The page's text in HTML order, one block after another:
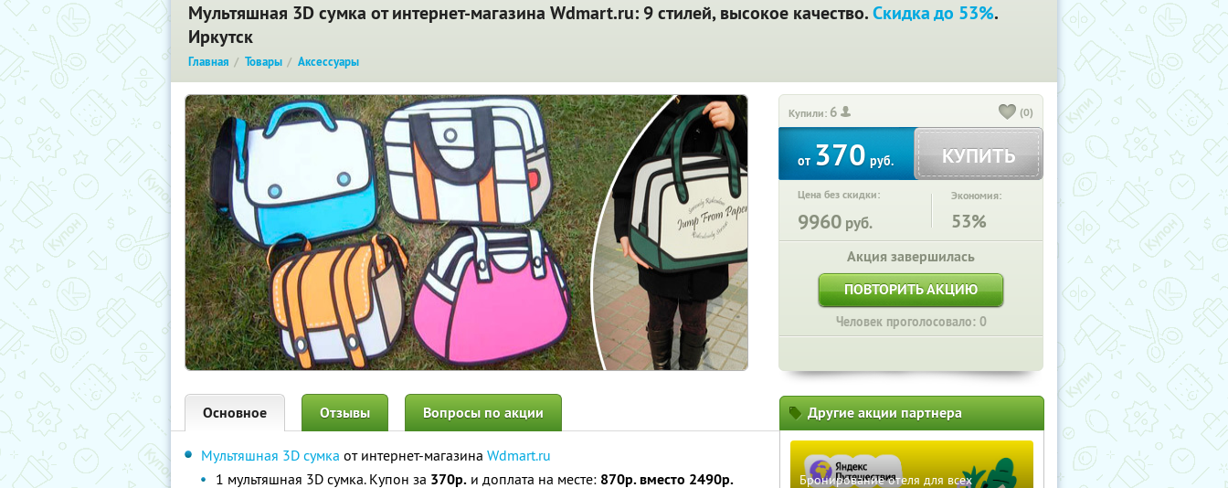
Мультяшная 3D сумка от интернет-магазина Wdmart.ru: 9 стилей, высокое качество.Скидка до 53%.
Иркутск
Главная Товары Аксессуары
Купили: 6 (0)
от370руб. КУПИТЬ
Цена без скидки:
9960 руб.
Экономия:
53%
Акция завершилась
ПОВТОРИТЬ АКЦИЮ
Человек проголосовало: 0
Основное Отзывы Вопросы по акции
Мультяшная 3D сумка от интернет-магазина Wdmart.ru
1 мультяшная 3D сумка. Купон за 370р. и доплата на месте: 870р. вместо 2490р.
Другие акции партнера
Бронирование отеля для всех